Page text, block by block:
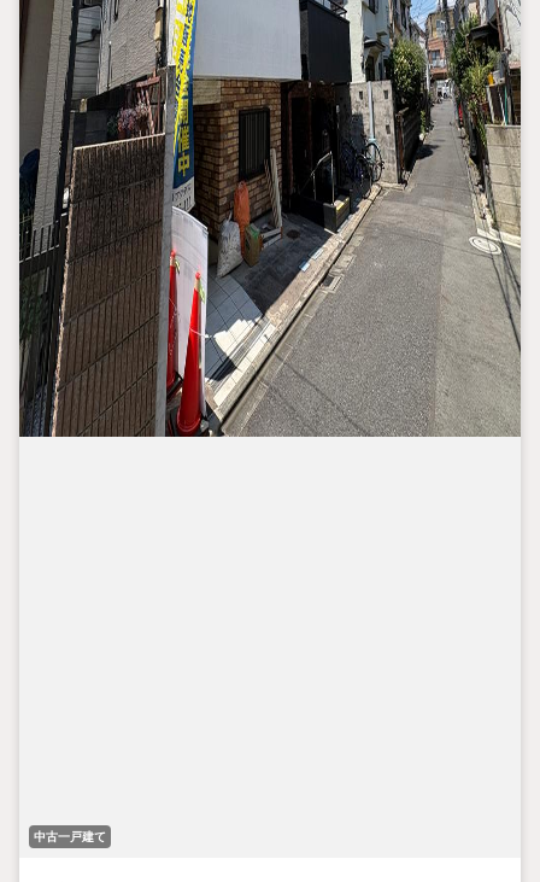
中古一戸建て